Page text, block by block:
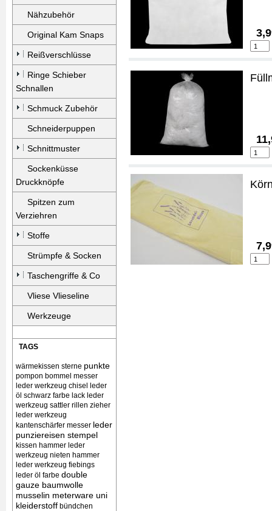
Nähzubehör
Original Kam Snaps
Reißverschlüsse
Ringe Schieber
Schnallen
Schmuck Zubehör
Schneiderpuppen
Schnittmuster
Sockenküsse
Druckknöpfe
Spitzen zum
Verziehren
Stoffe
Strümpfe & Socken
Taschengriffe & Co
Vliese Vlieseline
Werkzeuge
TAGS
wärmekissen sterne punkte
pompon bommel messer
leder werkzeug chisel
leder
öl schwarz farbe lack leder
werkzeug sattler rillen zieher
leder werkzeug
kantenschärfer messer leder
punziereisen stempel
kissen hammer leder
werkzeug nieten hammer
leder werkzeug fiebings
leder öl farbe double
gauze baumwolle
musselin meterware uni
kleiderstoff bündchen